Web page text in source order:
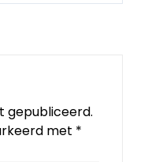
gepubliceerd.
met *